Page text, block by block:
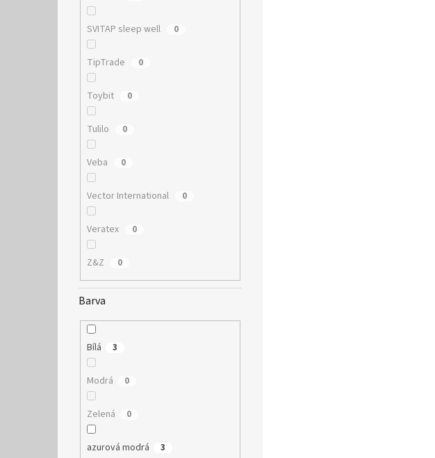
SVITAP sleep well 0
TipTrade 0
Toybit 0
Tulilo 0
Veba 0
Vector International 0
Veratex 0
Z&Z 0
Barva
Bílá 3
Modrá 0
Zelená 0
azurová modrá 3